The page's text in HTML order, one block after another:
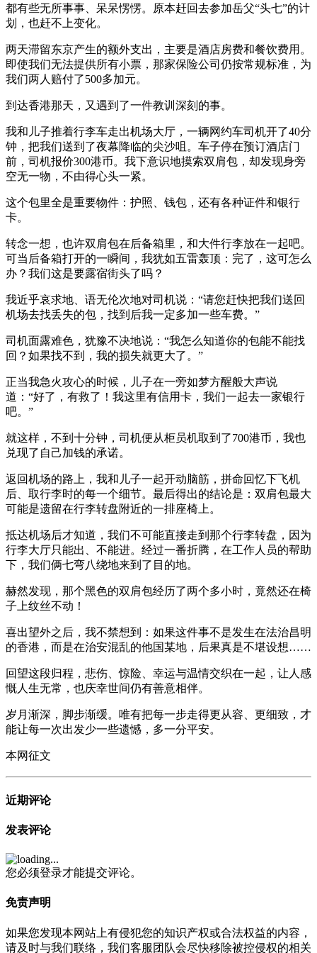
都有些无所事事、呆呆愣愣。原本赶回去参加岳父“头七”的计
划，也赶不上变化。
两天滞留东京产生的额外支出，主要是酒店房费和餐饮费用。
即使我们无法提供所有小票，那家保险公司仍按常规标准，为
我们两人赔付了500多加元。
到达香港那天，又遇到了一件教训深刻的事。
我和儿子推着行李车走出机场大厅，一辆网约车司机开了40分
钟，把我们送到了夜幕降临的尖沙咀。车子停在预订酒店门
前，司机报价300港币。我下意识地摸索双肩包，却发现身旁
空无一物，不由得心头一紧。
这个包里全是重要物件：护照、钱包，还有各种证件和银行
卡。
转念一想，也许双肩包在后备箱里，和大件行李放在一起吧。
可当后备箱打开的一瞬间，我犹如五雷轰顶：完了，这可怎么
办？我们这是要露宿街头了吗？
我近乎哀求地、语无伦次地对司机说：“请您赶快把我们送回
机场去找丢失的包，找到后我一定多加一些车费。”
司机面露难色，犹豫不决地说：“我怎么知道你的包能不能找
回？如果找不到，我的损失就更大了。”
正当我急火攻心的时候，儿子在一旁如梦方醒般大声说
道：“好了，有救了！我这里有信用卡，我们一起去一家银行
吧。”
就这样，不到十分钟，司机便从柜员机取到了700港币，我也
兑现了自己加钱的承诺。
返回机场的路上，我和儿子一起开动脑筋，拼命回忆下飞机
后、取行李时的每一个细节。最后得出的结论是：双肩包最大
可能是遗留在行李转盘附近的一排座椅上。
抵达机场后才知道，我们不可能直接走到那个行李转盘，因为
行李大厅只能出、不能进。经过一番折腾，在工作人员的帮助
下，我们俩七弯八绕地来到了目的地。
赫然发现，那个黑色的双肩包经历了两个多小时，竟然还在椅
子上纹丝不动！
喜出望外之后，我不禁想到：如果这件事不是发生在法治昌明
的香港，而是在治安混乱的他国某地，后果真是不堪设想……
回望这段归程，悲伤、惊险、幸运与温情交织在一起，让人感
慨人生无常，也庆幸世间仍有善意相伴。
岁月渐深，脚步渐缓。唯有把每一步走得更从容、更细致，才
能让每一次出发少一些遗憾，多一分平安。
本网征文
近期评论
发表评论
您必须登录才能提交评论。
免责声明
如果您发现本网站上有侵犯您的知识产权或合法权益的内容，
请及时与我们联络，我们客服团队会尽快移除被控侵权的相关